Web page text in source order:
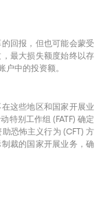
回报，但也可能会蒙受
最大损失额度始终以存
户中的投资额。
这些地区和国家开展业
特别工作组 (FATF) 确定
恐怖主义行为 (CFT) 方
裁的国家开展业务，确